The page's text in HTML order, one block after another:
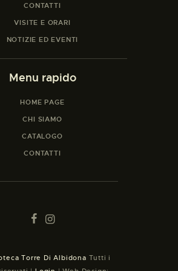
CONTATTI
VISITE E ORARI
NOTIZIE ED EVENTI
Menu rapido
HOME PAGE
CHI SIAMO
CATALOGO
CONTATTI
Torre Di Albidona Tutti i